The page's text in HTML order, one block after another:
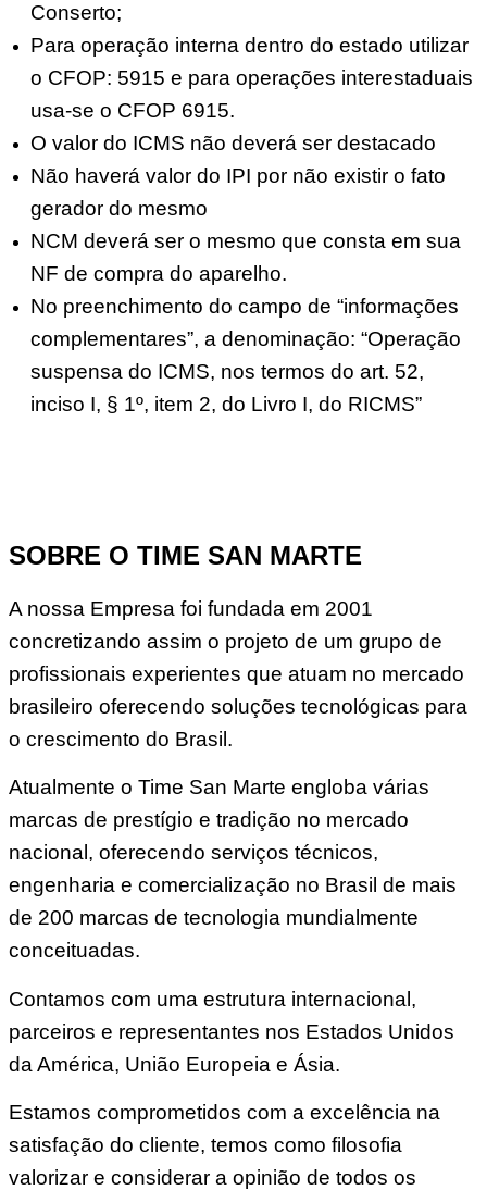
Conserto;
Para operação interna dentro do estado utilizar
o CFOP: 5915 e para operações interestaduais
usa-se o CFOP 6915.
O valor do ICMS não deverá ser destacado
Não haverá valor do IPI por não existir o fato
gerador do mesmo
NCM deverá ser o mesmo que consta em sua
NF de compra do aparelho.
No preenchimento do campo de “informações
complementares”, a denominação: “Operação
suspensa do ICMS, nos termos do art. 52,
inciso I, § 1º, item 2, do Livro I, do RICMS”
SOBRE O TIME SAN MARTE
A nossa Empresa foi fundada em 2001
concretizando assim o projeto de um grupo de
profissionais experientes que atuam no mercado
brasileiro oferecendo soluções tecnológicas para
o crescimento do Brasil.
Atualmente o Time San Marte engloba várias
marcas de prestígio e tradição no mercado
nacional, oferecendo serviços técnicos,
engenharia e comercialização no Brasil de mais
de 200 marcas de tecnologia mundialmente
conceituadas.
Contamos com uma estrutura internacional,
parceiros e representantes nos Estados Unidos
da América, União Europeia e Ásia.
Estamos comprometidos com a excelência na
satisfação do cliente, temos como filosofia
valorizar e considerar a opinião de todos os